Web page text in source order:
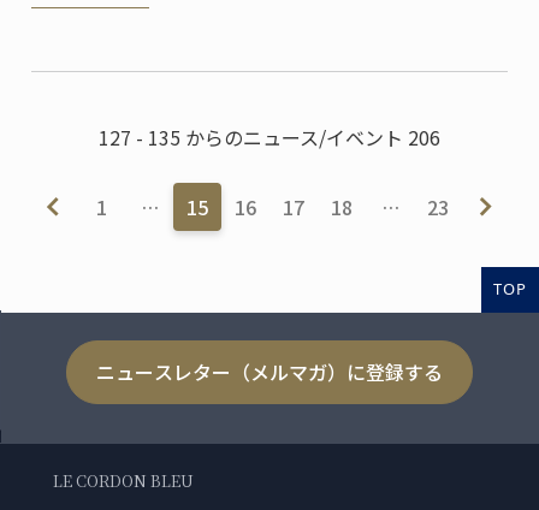
127 - 135 からのニュース/イベント 206
1 … 15 16 17 18 … 23
TOP
ニュースレター（メルマガ）に登録する
LE CORDON BLEU